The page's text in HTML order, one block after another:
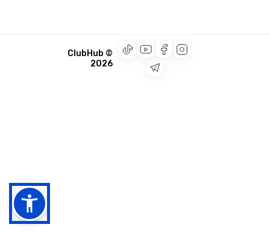
© ClubHub
2026